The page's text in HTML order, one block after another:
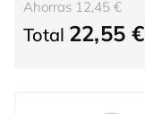
Ahorras 12,45 €
Total 22,55 €